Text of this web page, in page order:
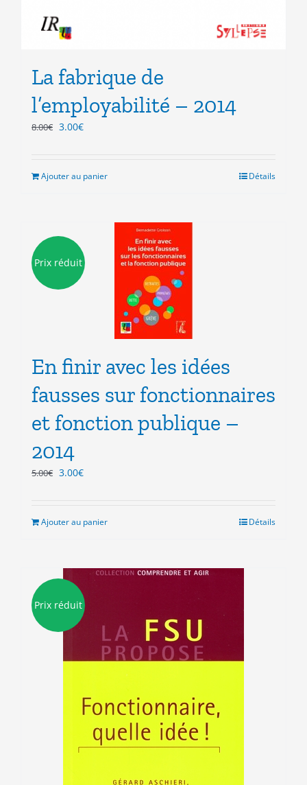
La fabrique de
l’employabilité – 2014
8.00€ Le
était :
3.00€Le
est :
Ajouter au panier Détails
Prix réduit
En finir avec les idées
fausses sur fonctionnaires
et fonction publique –
2014
5.00€ Le
était :
3.00€Le
est :
Ajouter au panier Détails
Prix réduit